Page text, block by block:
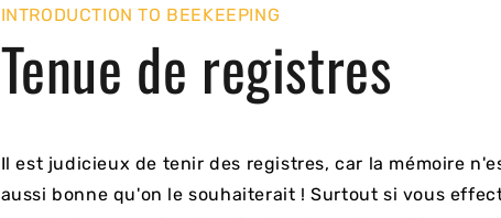
INTRODUCTION TO BEEKEEPING
Tenue de registres
Il est judicieux de tenir des registres, car la mémoire
aussi bonne qu'on le souhaiterait ! Surtout si vous